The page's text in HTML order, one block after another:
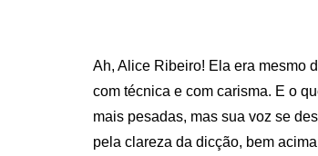
Ah, Alice Ribeiro! Ela era mesmo
com técnica e com carisma. E o
mais pesadas, mas sua voz se
pela clareza da dicção, bem